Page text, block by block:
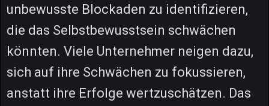
unbewusste Blockaden zu identifizieren,
die das Selbstbewusstsein schwächen
könnten. Viele Unternehmer neigen dazu,
sich auf ihre Schwächen zu fokussieren,
anstatt ihre Erfolge wertzuschätzen. Das